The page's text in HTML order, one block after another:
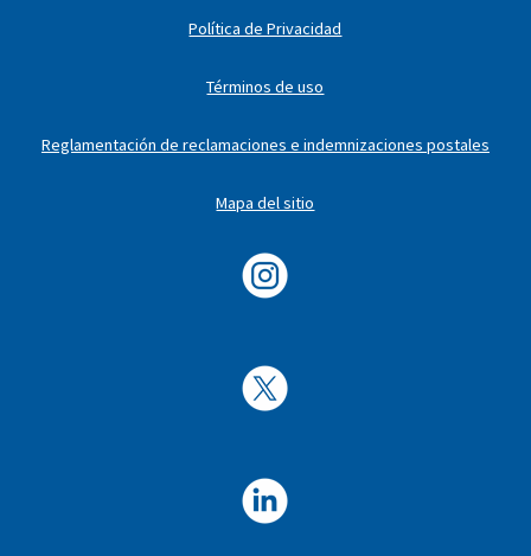
Política de Privacidad
Términos de uso
Reglamentación de reclamaciones e indemnizaciones postales
Mapa del sitio